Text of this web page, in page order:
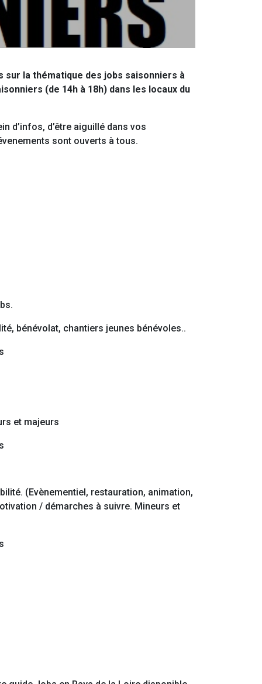
la thématique des jobs saisonniers à
(de 14h à 18h) dans les locaux du
d’infos, d’être aiguillé dans vos
sont ouverts à tous.
bénévolat, chantiers jeunes bénévoles..
et majeurs
(Evènementiel, restauration, animation,
/ démarches à suivre. Mineurs et